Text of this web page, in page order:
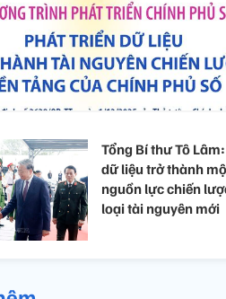
Tổng Bí thư Tô
dữ liệu trở thành
nguồn lực chiến
loại tài nguyên mới